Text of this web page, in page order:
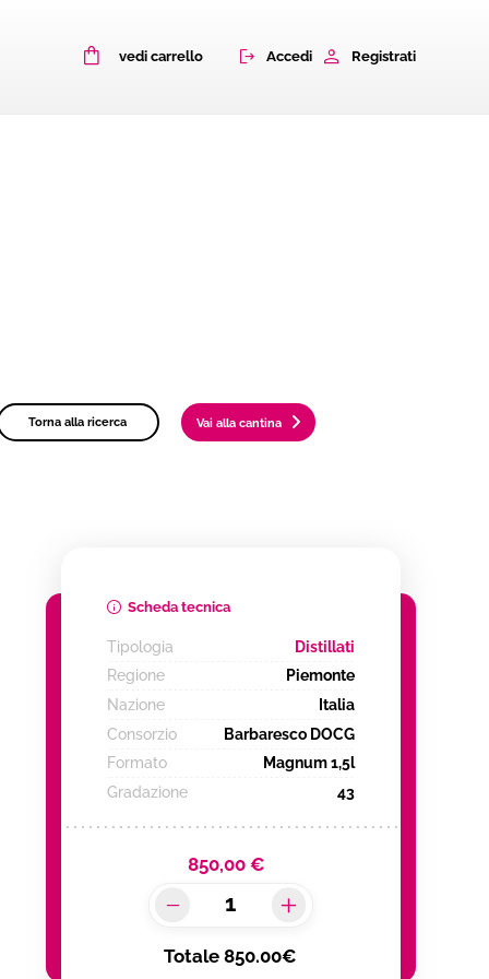
vedi carrello Accedi Registrati
Torna alla ricerca Vai alla cantina
Scheda tecnica
Tipologia
Distillati
Regione
Piemonte
Nazione
Italia
Consorzio
Barbaresco DOCG
Formato
Magnum 1,5l
Gradazione
43
850,00 €
Totale 850.00€